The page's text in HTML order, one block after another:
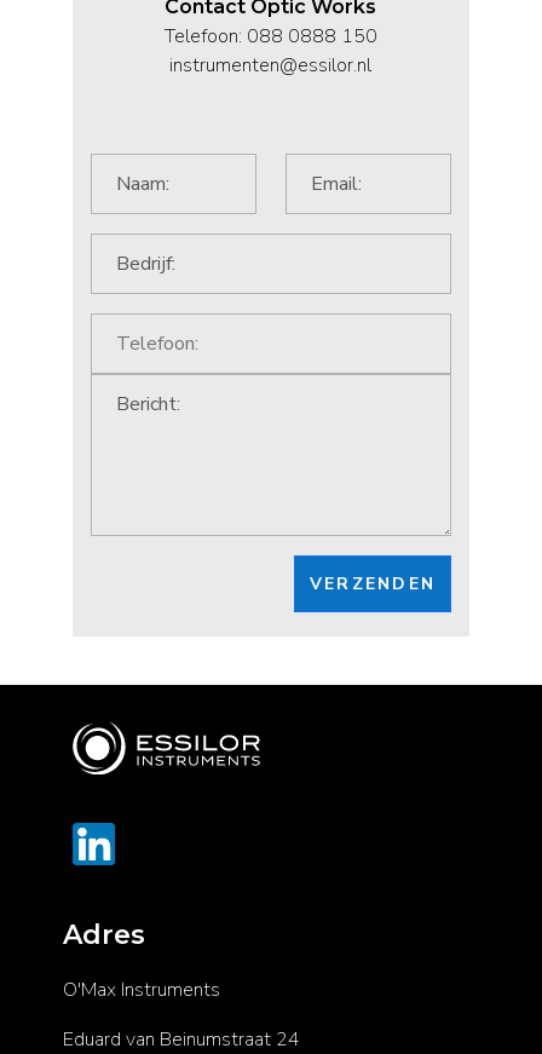
Contact Optic Works
Telefoon: 088 0888 150
instrumenten@essilor.nl
VERZENDEN
Adres
O'Max Instruments
Eduard van Beinumstraat 24